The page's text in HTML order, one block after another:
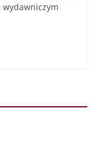
wydawniczym